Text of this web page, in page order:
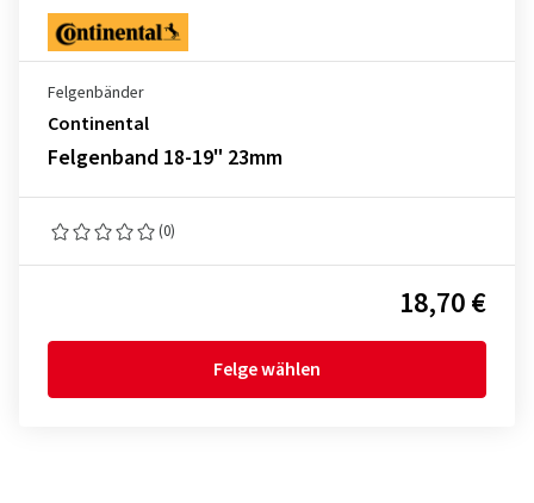
Felgenbänder
Continental
Felgenband 18-19" 23mm
(0)
18,70 €
Felge wählen